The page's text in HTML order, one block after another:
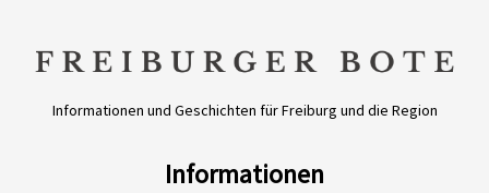
Informationen und Geschichten für Freiburg und die Region
Informationen